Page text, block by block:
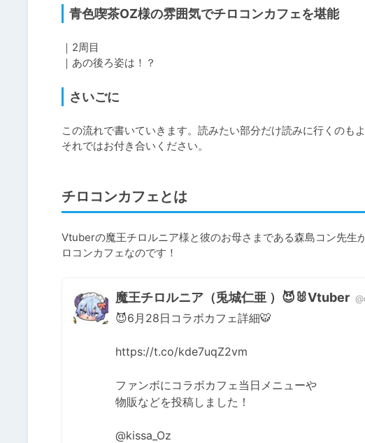
青色喫茶OZ様の雰囲気でチロコンカフェを堪能
｜2周目
｜あの後ろ姿は！？
さいごに
この流れで書いていきます。読みたい部分だけ読みに行くのも
それではお付き合いください。
チロコンカフェとは
Vtuberの魔王チロルニア様と彼のお母さまである森島コン先生
ロコンカフェなのです！
魔王チロルニア（兎城仁亜 ）😈🐰Vtuber
😈6月28日コラボカフェ詳細🐯
https://t.co/kde7uqZ2vm
ファンボにコラボカフェ当日メニューや
物販などを投稿しました！
@kissa_Oz